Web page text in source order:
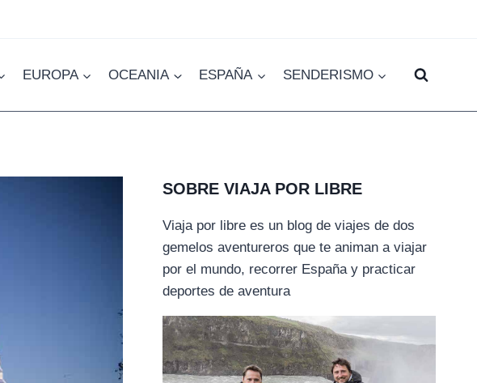
EUROPA OCEANIA ESPAÑA SENDERISMO
SOBRE VIAJA POR LIBRE
Viaja por libre es un blog de viajes de dos
gemelos aventureros que te animan a viajar
por el mundo, recorrer España y practicar
deportes de aventura